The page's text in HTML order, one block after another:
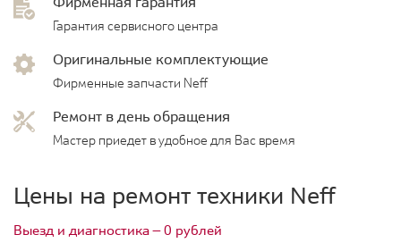
Гарантия сервисного центра
Оригинальные комплектующие
Фирменные запчасти Neff
Ремонт в день обращения
Мастер приедет в удобное для Вас время
Цены на ремонт техники Neff
Выезд и диагностика — 0 рублей